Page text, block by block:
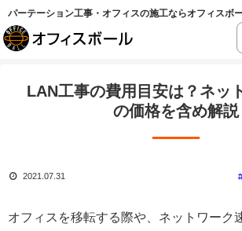
パーテーション工事・オフィスの施工ならオフィスボ
LAN工事の費用目安は？ネッ
の価格を含め解説
2021.07.31
オフィスを移転する際や、ネットワーク